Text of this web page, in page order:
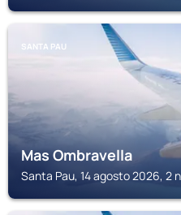
SANTA PAU
Mas Ombravella
Santa Pau, 14 agosto 2026, 2